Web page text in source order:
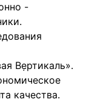
-
Ве⁪̣ртикаль».
качества.